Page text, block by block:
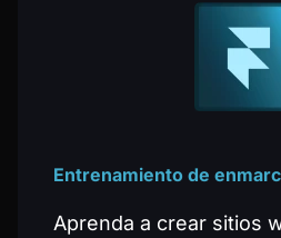
Entrenamiento de
Aprenda a crear sitios